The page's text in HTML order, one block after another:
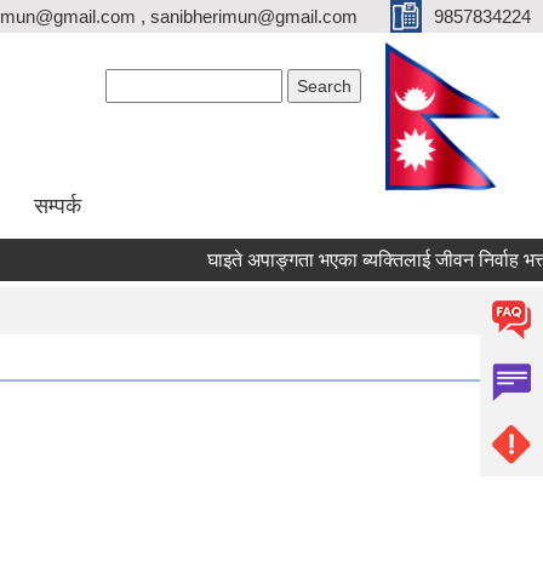
, sanibherimun@gmail.com 9857834224
सम्पर्क
घाइते अपाङ्गता भएका ब्यक्तिलाई जीवन निर्वाह भत्ता